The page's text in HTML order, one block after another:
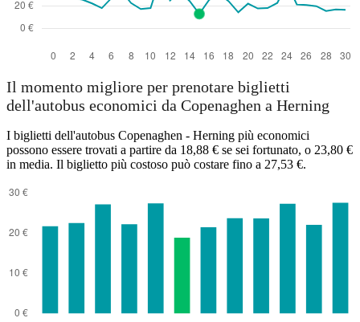
Il momento migliore per prenotare biglietti
dell'autobus economici da Copenaghen a Herning
I biglietti dell'autobus Copenaghen - Herning più economici
possono essere trovati a partire da 18,88 € se sei fortunato, o 23,80 €
in media. Il biglietto più costoso può costare fino a 27,53 €.